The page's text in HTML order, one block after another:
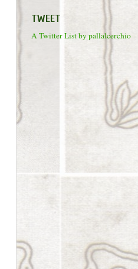
TWEET
A Twitter List by pallalcerchio